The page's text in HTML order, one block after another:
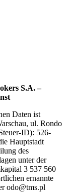
S.A. –
Daten ist
ul. Rondo
ID): 526-
Hauptstadt
des
unter der
3 537 560
ernannte
odo@tms.pl